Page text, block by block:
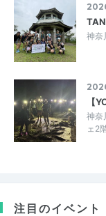
神奈
【
神奈
ェ2
注目のイベント